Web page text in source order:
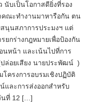
นับเป็นโอกาสดียิ่งที่รอง
ณะทำงานมาหารือกัน ตน
นุนสภาการประมงฯ แต่
ยกร่างกฎหมายเพื่อป้องกัน
นหน้า และเน้นไปที่การ
ล่อยเสียง นายประพัฒน์ )
ครงการอบรมเชิงปฏิบัติ
และการส่งออกสำหรับ
ที่ 12 […]